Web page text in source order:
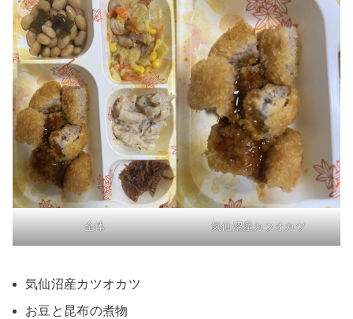
全体 気仙沼産カツオカツ
気仙沼産カツオカツ
お豆と昆布の煮物